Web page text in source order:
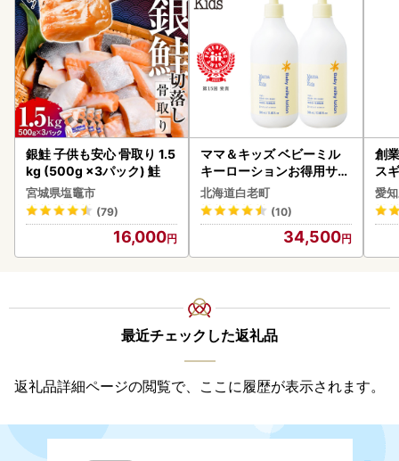
銀鮭 子供も安心 骨取り 1.5
kg (500g ×3パック) 鮭
宮城県塩竈市
(79)
16,000
ママ＆キッズ ベビーミル
キーローションお得用サイ
ズ 380ml 2本セット CH21
0
北海道白老町
(10)
34,500
創
ス
み
惣
ン
愛
最近チェックした返礼品
返礼品詳細ページの閲覧で、ここに履歴が表示されます。